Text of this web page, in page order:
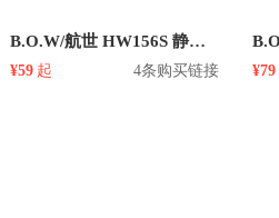
B.O.W/航世 HW156S 静音超薄无线键盘鼠标套装
¥59 起 4条购买链接 ¥79